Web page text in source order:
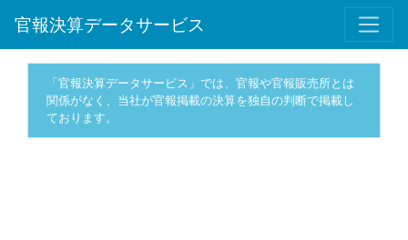
官報決算データサービス
「官報決算データサービス」では、官報や官報販売所とは
関係がなく、当社が官報掲載の決算を独自の判断で掲載し
ております。